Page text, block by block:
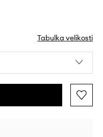
Tabulka velikosti